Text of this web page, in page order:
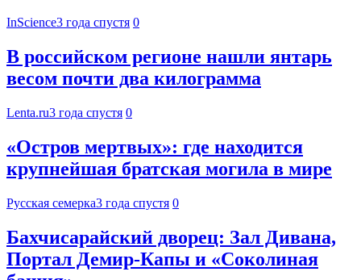
InScience3 года спустя 0
В российском регионе нашли янтарь
весом почти два килограмма
Lenta.ru3 года спустя 0
«Остров мертвых»: где находится
крупнейшая братская могила в мире
Русская семерка3 года спустя 0
Бахчисарайский дворец: Зал Дивана,
Портал Демир-Капы и «Соколиная